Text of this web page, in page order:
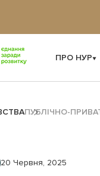
ПРО НУР
ПУБЛІЧНО-
20 Червня, 2025